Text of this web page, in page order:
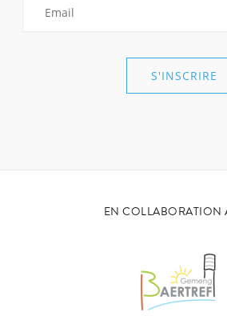
EN COLLABORATION